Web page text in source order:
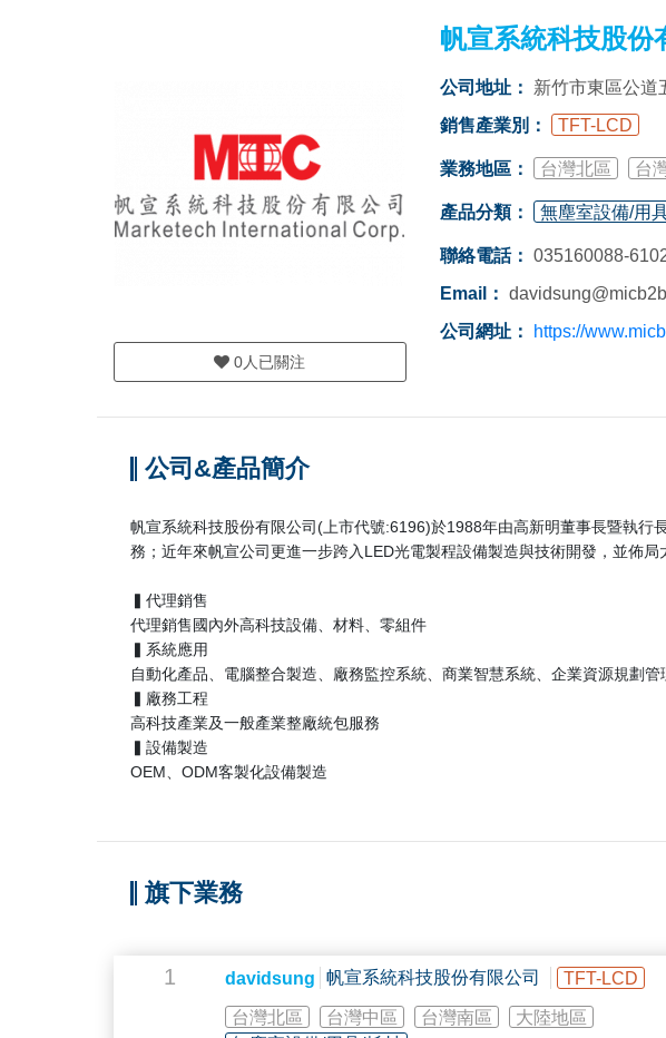
0人已關注
帆宣系統科技股份
公司地址：
新竹市東區公道
銷售產業別：
TFT-LCD
業務地區： 台灣北區 台
產品分類： 無塵室設備/用
聯絡電話： 035160088-
Email：
公司網址：
https://
公司&產品簡介
帆宣系統科技股份有限公司(上市代號:6196)於1988年由高新明董事長暨執
務；近年來帆宣公司更進一步跨入LED光電製程設備製造與技術開發，並佈
▍代理銷售
代理銷售國內外高科技設備、材料、零組件
▍系統應用
自動化產品、電腦整合製造、廠務監控系統、商業智慧系統、企業資源規劃管
▍廠務工程
高科技產業及一般產業整廠統包服務
▍設備製造
OEM、ODM客製化設備製造
旗下業務
1 davidsung 帆宣系統科技股份有限公司 TFT-LCD
台灣北區 台灣中區 台灣南區
大陸地區